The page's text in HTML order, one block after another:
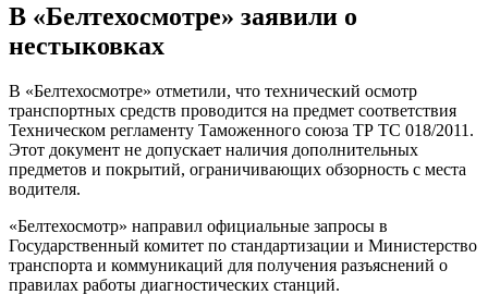
В «Белтехосмотре» заявили о
нестыковках
В «Белтехосмотре» отметили, что технический осмотр
транспортных средств проводится на предмет соответствия
Техническом регламенту Таможенного союза ТР ТС 018/2011.
Этот документ не допускает наличия дополнительных
предметов и покрытий, ограничивающих обзорность с места
водителя.
«Белтехосмотр» направил официальные запросы в
Государственный комитет по стандартизации и Министерство
транспорта и коммуникаций для получения разъяснений о
правилах работы диагностических станций.